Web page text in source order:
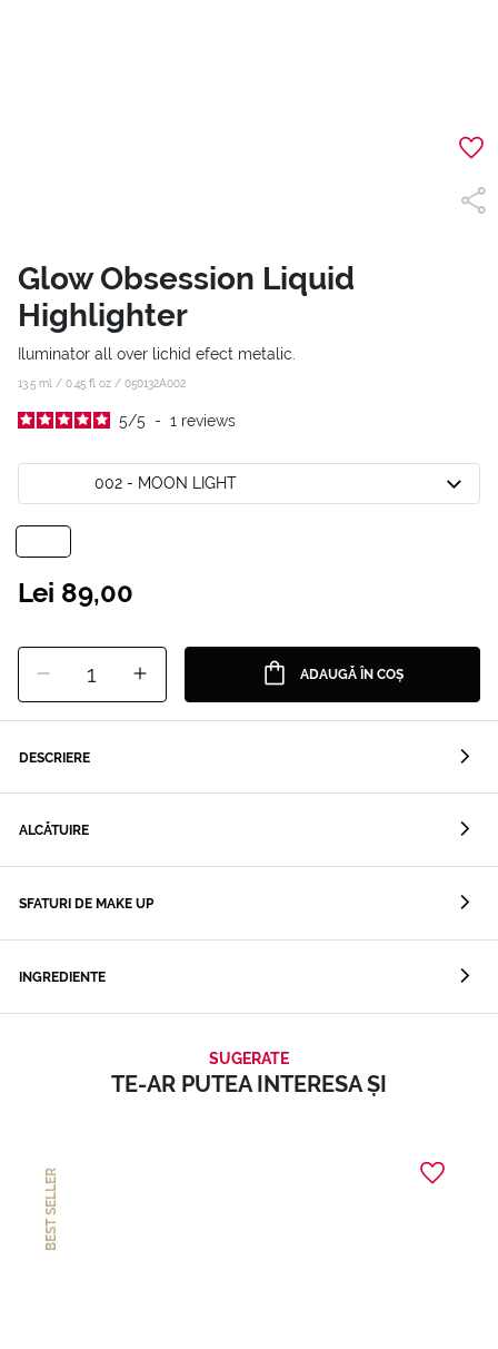
Glow Obsession Liquid
Highlighter
Iluminator all over lichid efect metalic.
13.5 ml / 0.45 fl oz / 050132A002
5/5 - 1 reviews
002 - MOON LIGHT
Lei 89,00
1 ADAUGĂ ÎN COȘ
DESCRIERE
ALCĂTUIRE
SFATURI DE MAKE UP
INGREDIENTE
SUGERATE
TE-AR PUTEA INTERESA ȘI
BEST SELLER